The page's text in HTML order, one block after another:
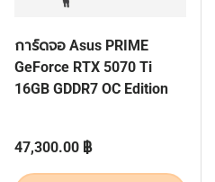
การ์ดจอ Asus PRIME
GeForce RTX 5070 Ti
16GB GDDR7 OC Edition
ราคาปกติ
47,300.00 ฿